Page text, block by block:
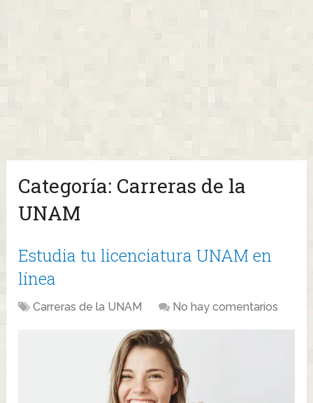
Categoría: Carreras de la
UNAM
Estudia tu licenciatura UNAM en
línea
Carreras de la UNAM No hay comentarios